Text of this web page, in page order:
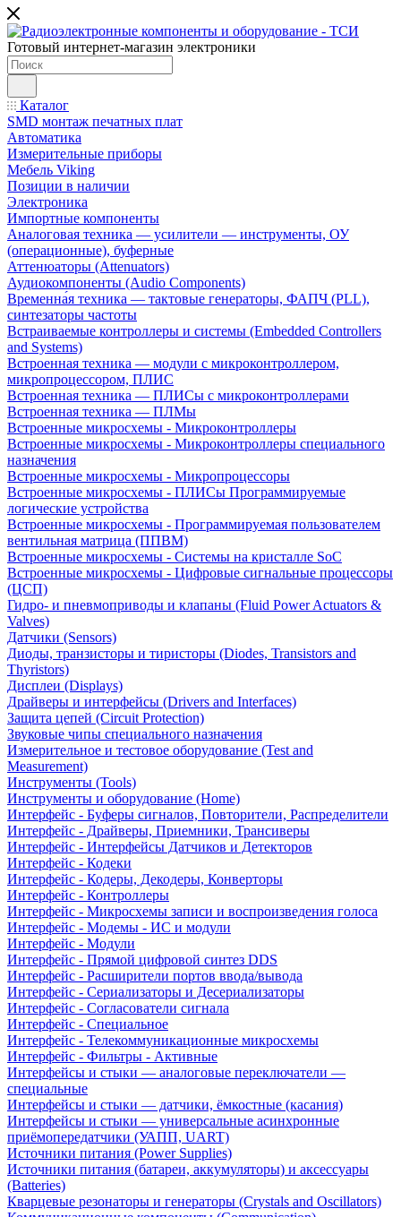
Готовый интернет-магазин электроники
Каталог
SMD монтаж печатных плат
Автоматика
Измерительные приборы
Мебель Viking
Позиции в наличии
Электроника
Импортные компоненты
Аналоговая техника — усилители — инструменты, ОУ
(операционные), буферные
Аттенюаторы (Attenuators)
Аудиокомпоненты (Audio Components)
Временна́я техника — тактовые генераторы, ФАПЧ (PLL),
синтезаторы частоты
Встраиваемые контроллеры и системы (Embedded Controllers
and Systems)
Встроенная техника — модули с микроконтроллером,
микропроцессором, ПЛИС
Встроенная техника — ПЛИСы с микроконтроллерами
Встроенная техника — ПЛМы
Встроенные микросхемы - Микроконтроллеры
Встроенные микросхемы - Микроконтроллеры специального
назначения
Встроенные микросхемы - Микропроцессоры
Встроенные микросхемы - ПЛИСы Программируемые
логические устройства
Встроенные микросхемы - Программируемая пользователем
вентильная матрица (ППВМ)
Встроенные микросхемы - Системы на кристалле SoC
Встроенные микросхемы - Цифровые сигнальные процессоры
(ЦСП)
Гидро- и пневмоприводы и клапаны (Fluid Power Actuators &
Valves)
Датчики (Sensors)
Диоды, транзисторы и тиристоры (Diodes, Transistors and
Thyristors)
Дисплеи (Displays)
Драйверы и интерфейсы (Drivers and Interfaces)
Защита цепей (Circuit Protection)
Звуковые чипы специального назначения
Измерительное и тестовое оборудование (Test and
Measurement)
Инструменты (Tools)
Инструменты и оборудование (Home)
Интерфейс - Буферы сигналов, Повторители, Распределители
Интерфейс - Драйверы, Приемники, Трансиверы
Интерфейс - Интерфейсы Датчиков и Детекторов
Интерфейс - Кодеки
Интерфейс - Кодеры, Декодеры, Конверторы
Интерфейс - Контроллеры
Интерфейс - Микросхемы записи и воспроизведения голоса
Интерфейс - Модемы - ИС и модули
Интерфейс - Модули
Интерфейс - Прямой цифровой синтез DDS
Интерфейс - Расширители портов ввода/вывода
Интерфейс - Сериализаторы и Десериализаторы
Интерфейс - Согласователи сигнала
Интерфейс - Специальное
Интерфейс - Телекоммуникационные микросхемы
Интерфейс - Фильтры - Активные
Интерфейсы и стыки — аналоговые переключатели —
специальные
Интерфейсы и стыки — датчики, ёмкостные (касания)
Интерфейсы и стыки — универсальные асинхронные
приёмопередатчики (УАПП, UART)
Источники питания (Power Supplies)
Источники питания (батареи, аккумуляторы) и аксессуары
(Batteries)
Кварцевые резонаторы и генераторы (Crystals and Oscillators)